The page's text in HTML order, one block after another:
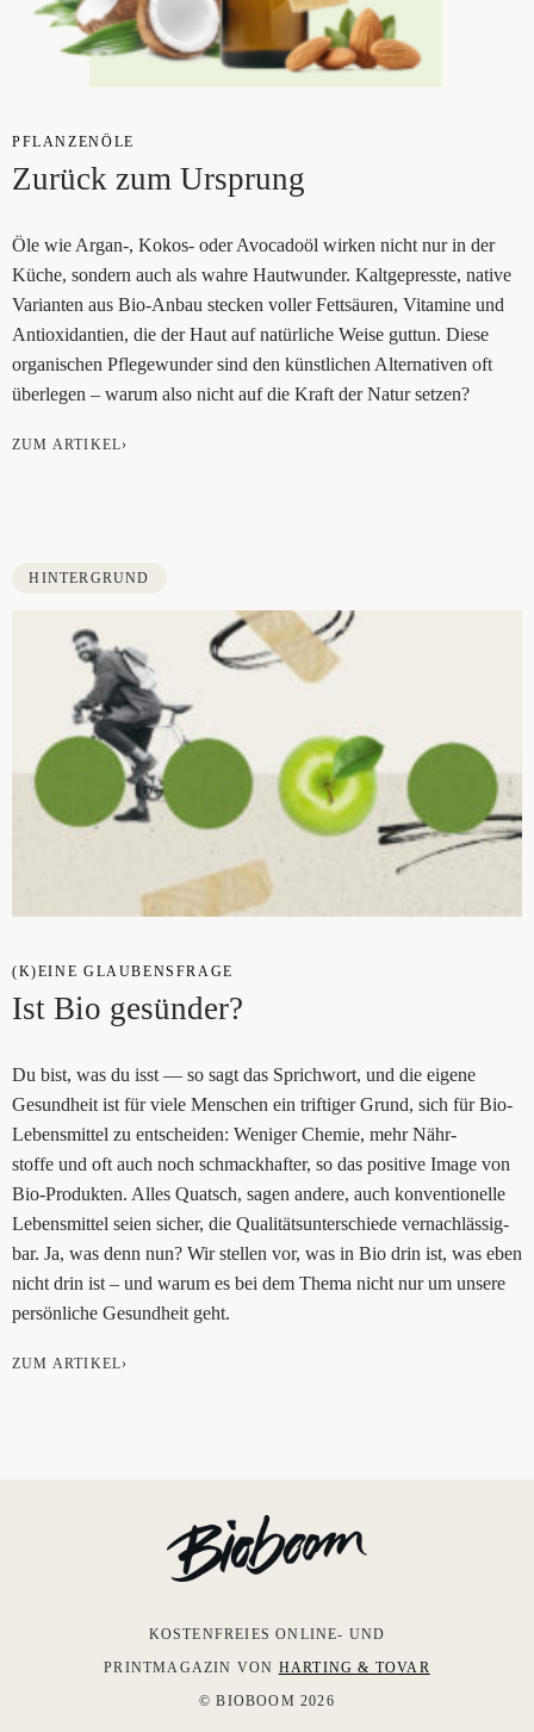
PFLAN­ZEN­ÖLE
Zurück zum Ursprung
Öle wie Argan‑, Kokos- oder Avo­ca­do­öl wir­ken nicht nur in der
Küche, son­dern auch als wah­re Haut­wun­der. Kalt­ge­press­te, nati­ve
Vari­an­ten aus Bio-Anbau ste­cken vol­ler Fett­säu­ren, Vit­ami­ne und
Anti­oxi­dan­ti­en, die der Haut auf natür­li­che Wei­se gut­tun. Die­se
orga­ni­schen Pfle­ge­wun­der sind den künst­li­chen Alter­na­ti­ven oft
über­le­gen – war­um also nicht auf die Kraft der Natur setzen?
ZUM ARTIKEL›
HINTERGRUND
(K)EINE GLAU­BENS­FRA­GE
Ist Bio gesünder?
Du bist, was du isst — so sagt das Sprich­wort, und die eige­ne
Gesund­heit ist für vie­le Men­schen ein trif­ti­ger Grund, sich für Bio-
Lebens­mit­tel zu ent­schei­den: Weni­ger Che­mie, mehr Nähr-
stof­fe und oft auch noch schmack­haf­ter, so das posi­ti­ve Image von
Bio-Pro­duk­ten. Alles Quatsch, sagen ande­re, auch kon­ven­tio­nel­le
Lebens­mit­tel sei­en sicher, die Qua­li­täts­un­ter­schie­de ver­nach­läs­sig­
bar. Ja, was denn nun? Wir stel­len vor, was in Bio drin ist, was eben
nicht drin ist – und war­um es bei dem The­ma nicht nur um unse­re
per­sön­li­che Gesund­heit geht.
ZUM ARTIKEL›
KOSTENFREIES ONLINE- UND
PRINTMAGAZIN VON HARTING & TOVAR
© BIOBOOM 2026